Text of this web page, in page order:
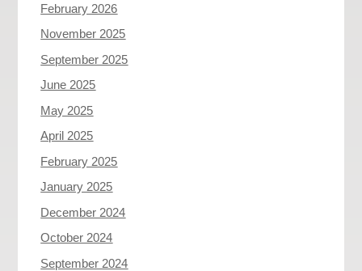
February 2026
November 2025
September 2025
June 2025
May 2025
April 2025
February 2025
January 2025
December 2024
October 2024
September 2024